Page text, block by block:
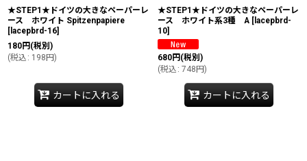
★STEP1★ドイツの大きなペーパーレ
ース ホワイト Spitzenpapiere
[ lacepbrd-16]
180円 (税別)
(税込 : 198円)
カートに入れる
★STEP1★ドイツの大きなペーパーレ
ース ホワイト系3種 A [ lacepbrd-
10]
680円 (税別)
(税込 : 748円)
カートに入れる